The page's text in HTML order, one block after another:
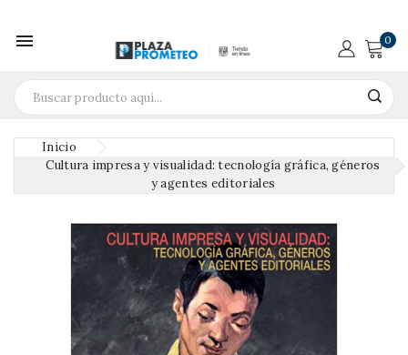
 0
Inicio
Cultura impresa y visualidad: tecnología gráfica, géneros
y agentes editoriales